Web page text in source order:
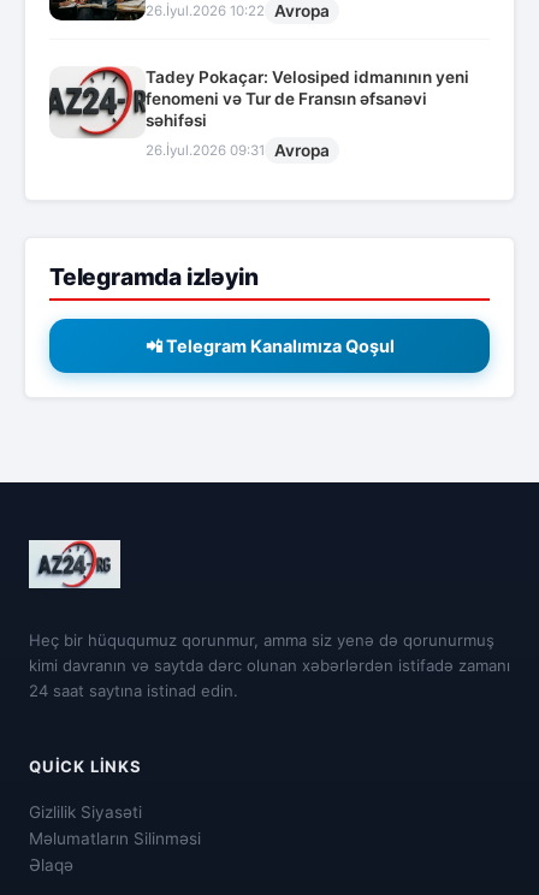
26.İyul.2026 10:22 Avropa
Tadey Pokaçar: Velosiped idmanının yeni
fenomeni və Tur de Fransın əfsanəvi
səhifəsi
26.İyul.2026 09:31 Avropa
Telegramda izləyin
📲 Telegram Kanalımıza Qoşul
Heç bir hüququmuz qorunmur, amma siz yenə də qorunurmuş
kimi davranın və saytda dərc olunan xəbərlərdən istifadə zamanı
24 saat saytına istinad edin.
QUICK LINKS
Gizlilik Siyasəti
Məlumatların Silinməsi
Əlaqə